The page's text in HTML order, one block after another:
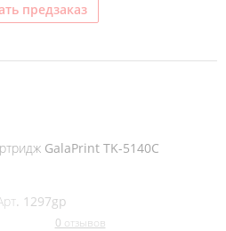
предзаказ
GalaPrint TK-5140C
1297gp
0 отзывов